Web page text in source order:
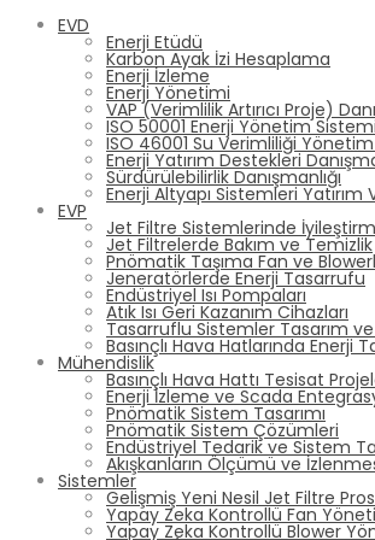
EVD
Enerji Etüdü
Karbon Ayak İzi Hesaplama
Enerji İzleme
Enerji Yönetimi
VAP (Verimlilik Artırıcı Proje)
ISO 50001 Enerji Yönetim Sistemi
ISO 46001 Su Verimliliği Yönetim
Enerji Yatırım Destekleri
Sürdürülebilirlik Danışmanlığı
Enerji Altyapı Sistemleri Yatırım
EVP
Jet Filtre Sistemlerinde
Jet Filtrelerde Bakım ve Temizlik
Pnömatik Taşıma Fan ve
Jeneratörlerde Enerji Tasarrufu
Endüstriyel Isı Pompaları
Atık Isı Geri Kazanım Cihazları
Tasarruflu Sistemler Tasarım
Basınçlı Hava Hatlarında Enerji
Mühendislik
Basınçlı Hava Hattı Tesisat
Enerji İzleme ve Scada
Pnömatik Sistem Tasarımı
Pnömatik Sistem Çözümleri
Endüstriyel Tedarik ve Sistem
Akışkanların Ölçümü ve
Sistemler
Gelişmiş Yeni Nesil Jet Filtre
Yapay Zeka Kontrollü Fan
Yapay Zeka Kontrollü Blower